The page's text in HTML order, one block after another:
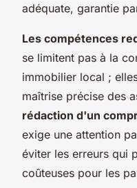
adéquate, garantie
Les compétences
se limitent pas à la
immobilier local ;
maîtrise précise des
rédaction d'un
exige une attention
éviter les erreurs qui
coûteuses pour les